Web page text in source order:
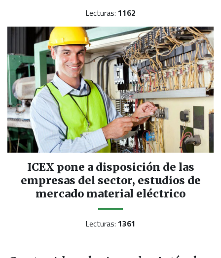
Lecturas: 1162
ICEX pone a disposición de las
empresas del sector, estudios de
mercado material eléctrico
Lecturas: 1361